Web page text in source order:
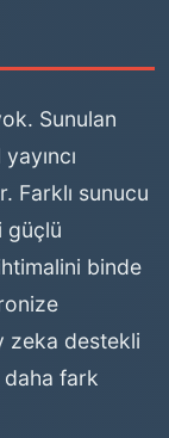
Sunulan
Farklı sunucu
güçlü
binde
zeka destekli
daha fark